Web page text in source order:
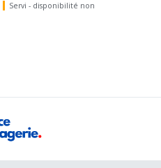
Servi - disponibilité non